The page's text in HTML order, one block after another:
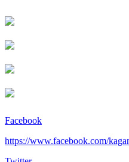
Facebook
https://www.facebook.com/